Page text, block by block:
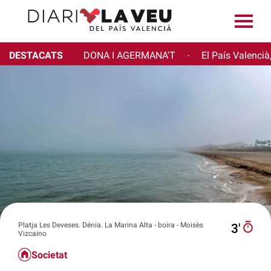
DESTACATS DONA I AGERMANA'T · El País
Platja Les Deveses. Dénia. La Marina Alta - boira - Moisès
Vizcaino
3′
Societat